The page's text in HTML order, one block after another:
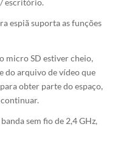
espiã suporta as funções
micro SD estiver cheio,
do arquivo de vídeo que
obter parte do espaço,
sem fio de 2,4 GHz,